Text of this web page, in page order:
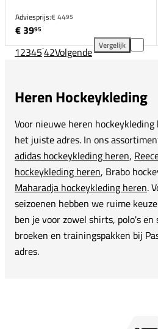
Adviesprijs:€ 4495
€ 3995
Vergelijk
Osaka
12345...42Volgende
Heren Hockeykleding
Voor nieuwe heren hockeykleding
het juiste adres. In ons
adidas hockeykleding heren,
hockeykleding heren, Brabo
Maharadja hockeykleding heren.
seizoenen hebben we ruime
ben je voor zowel shirts, polo's
broeken en trainingspakken bij
adres.